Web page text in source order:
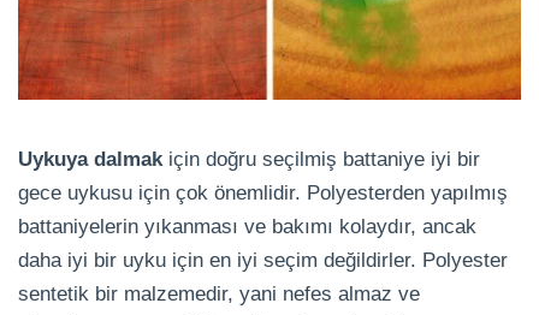
Uykuya dalmakiçin doğru seçilmiş battaniye iyi bir
gece uykusu için çok önemlidir. Polyesterden yapılmış
battaniyelerin yıkanması ve bakımı kolaydır, ancak
daha iyi bir uyku için en iyi seçim değildirler. Polyester
sentetik bir malzemedir, yani nefes almaz ve